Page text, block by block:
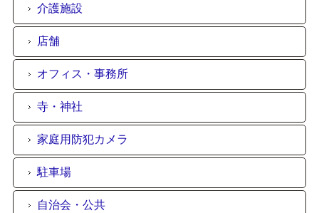
介護施設
店舗
オフィス・事務所
寺・神社
家庭用防犯カメラ
駐車場
自治会・公共